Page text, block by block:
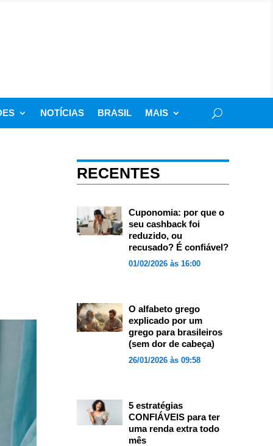
NOTÍCIAS BRASIL MAIS
RECENTES
Cuponomia: por que o
seu cashback foi
reduzido, ou
recusado? É confiável?
01/02/2026 às 16:00
O alfabeto grego
explicado por um
grego para brasileiros
(sem dor de cabeça)
26/01/2026 às 09:58
5 estratégias
CONFIÁVEIS para ter
uma renda extra todo
mês